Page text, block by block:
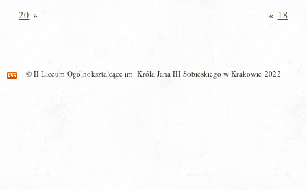
20 » « 18
© II Liceum Ogólnokształcące im. Króla Jana III Sobieskiego w Krakowie 2022